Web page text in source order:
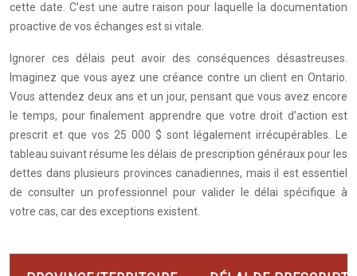
cette date. C’est une autre raison pour laquelle la documentation
proactive de vos échanges est si vitale.
Ignorer ces délais peut avoir des conséquences désastreuses.
Imaginez que vous ayez une créance contre un client en Ontario.
Vous attendez deux ans et un jour, pensant que vous avez encore
le temps, pour finalement apprendre que votre droit d’action est
prescrit et que vos 25 000 $ sont légalement irrécupérables. Le
tableau suivant résume les délais de prescription généraux pour les
dettes dans plusieurs provinces canadiennes, mais il est essentiel
de consulter un professionnel pour valider le délai spécifique à
votre cas, car des exceptions existent.